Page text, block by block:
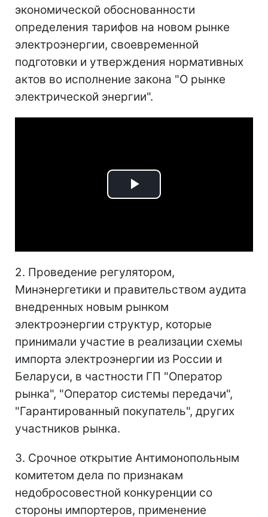
экономической обоснованности
определения тарифов на новом рынке
электроэнергии, своевременной
подготовки и утверждения нормативных
актов во исполнение закона "О рынке
электрической энергии".
Play
2. Проведение регулятором,
Минэнергетики и правительством аудита
внедренных новым рынком
электроэнергии структур, которые
принимали участие в реализации схемы
импорта электроэнергии из России и
Беларуси, в частности ГП "Оператор
рынка", "Оператор системы передачи",
"Гарантированный покупатель", других
участников рынка.
3. Срочное открытие Антимонопольным
комитетом дела по признакам
недобросовестной конкуренции со
стороны импортеров, применение